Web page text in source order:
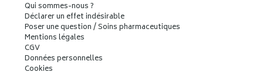
Qui sommes-nous ?
Déclarer un effet indésirable
Poser une question / Soins pharmaceutiques
Mentions légales
CGV
Données personnelles
Cookies